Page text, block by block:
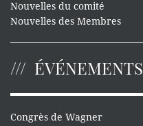
Nouvelles du comité
Nouvelles des Membres
ÉVÉNEMENTS
Congrès de Wagner